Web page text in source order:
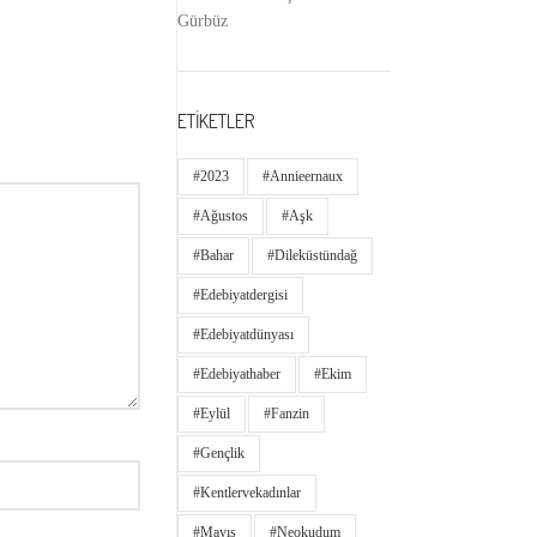
Gürbüz
ETİKETLER
#2023 #annieernaux
#ağustos #aşk
#bahar #dileküstündağ
#edebiyatdergisi
#edebiyatdünyası
#edebiyathaber #ekim
#eylül #fanzin
#gençlik
#kentlervekadınlar
#Mayıs #neokudum